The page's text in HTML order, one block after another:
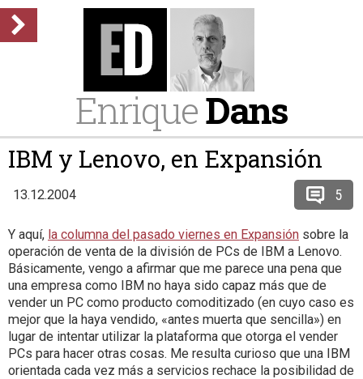
EnriqueDans
IBM y Lenovo, en Expansión
13.12.2004 5
Y aquí, la columna del pasado viernes en Expansión sobre la
operación de venta de la división de PCs de IBM a Lenovo.
Básicamente, vengo a afirmar que me parece una pena que
una empresa como IBM no haya sido capaz más que de
vender un PC como producto comoditizado (en cuyo caso es
mejor que la haya vendido, «antes muerta que sencilla») en
lugar de intentar utilizar la plataforma que otorga el vender
PCs para hacer otras cosas. Me resulta curioso que una IBM
orientada cada vez más a servicios rechace la posibilidad de